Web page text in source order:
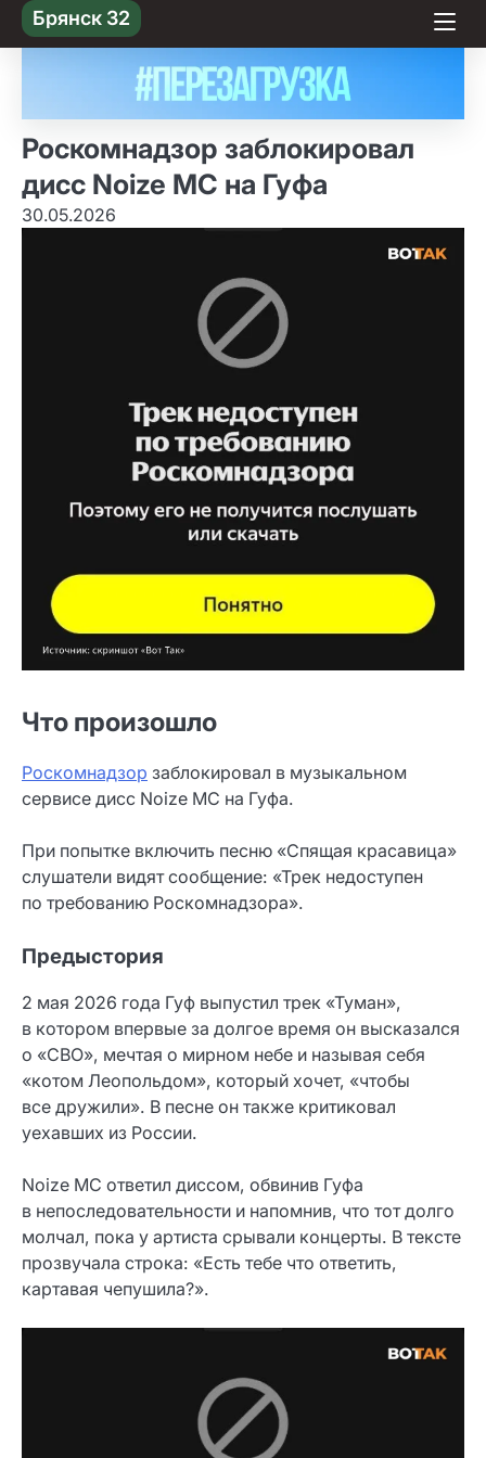
Skip
to content
Брянск 32
Роскомнадзор заблокировал
дисс Noize MC на Гуфа
30.05.2026
Что произошло
Роскомнадзор заблокировал в музыкальном
сервисе дисс Noize MC на Гуфа.
При попытке включить песню «Спящая красавица»
слушатели видят сообщение: «Трек недоступен
по требованию Роскомнадзора».
Предыстория
2 мая 2026 года Гуф выпустил трек «Туман»,
в котором впервые за долгое время он высказался
о «СВО», мечтая о мирном небе и называя себя
«котом Леопольдом», который хочет, «чтобы
все дружили». В песне он также критиковал
уехавших из России.
Noize MC ответил диссом, обвинив Гуфа
в непоследовательности и напомнив, что тот долго
молчал, пока у артиста срывали концерты. В тексте
прозвучала строка: «Есть тебе что ответить,
картавая чепушила?».